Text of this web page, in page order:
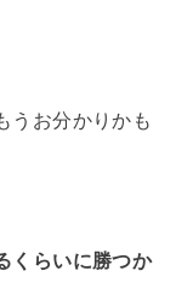
うお分かりかも
くらいに 勝つか